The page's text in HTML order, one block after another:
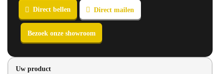
Direct bellen
Uw product